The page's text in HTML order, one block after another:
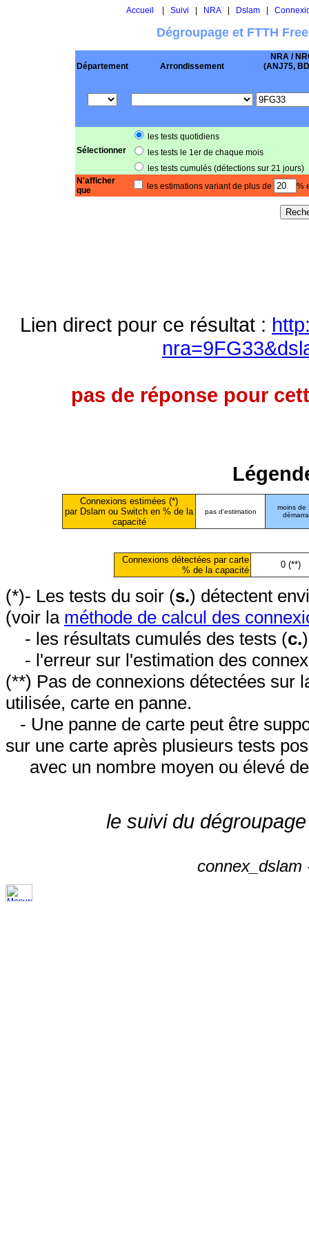
Accueil Suivi NRA| Dslam|
Dégroupage et FTTH
Département Arrondissement
NRA /
(ANJ75,
Sélectionner
les tests quotidiens
les tests le 1er de chaque mois
les tests cumulés (détections sur 21 jours)
N'afficher
que
les estimations variant de plus de %
Lien direct pour ce résultat :
pas de réponse pour
Connexions estimées (*)
par Dslam ou Switch en % de la
capacité
pas d'estimation
moins de
Connexions détectées par carte
% de la capacité
0 (**)
(*)- Les tests du soir (s.) détectent
(voir la méthode de calcul des
- les résultats cumulés des tests (c.
- l'erreur sur l'estimation des
(**) Pas de connexions détectées sur
utilisée, carte en panne.
- Une panne de carte peut être
sur une carte après plusieurs tests
avec un nombre moyen ou élevé
le suivi du
connex_dslam